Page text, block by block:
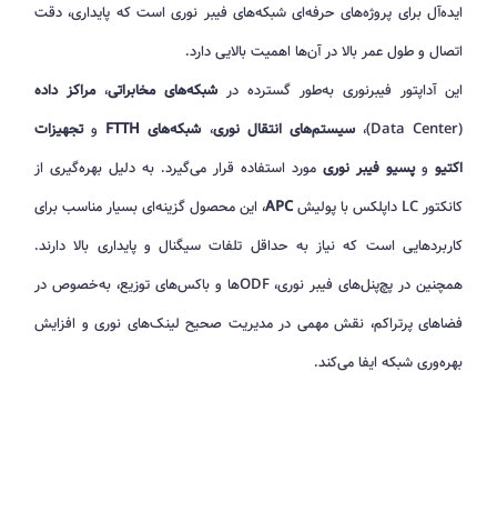
ایده‌آل برای پروژه‌های حرفه‌ای شبکه‌های فیبر نوری است که پایداری، دقت
اتصال و طول عمر بالا در آن‌ها اهمیت بالایی دارد.
این آداپتور فیبرنوری به‌طور گسترده در شبکه‌های مخابراتی،مراکز داده
(Data Center)،
سیستم‌های انتقال نوری، شبکه‌های FTTH وتجهیزات
اکتیو وپسیو فیبر نوری مورد استفاده قرار می‌گیرد. به دلیل بهره‌گیری از
کانکتور LC داپلکس با پولیش
APC، این محصول گزینه‌ای بسیار مناسب برای
کاربردهایی است که نیاز به حداقل تلفات سیگنال و پایداری بالا دارند.
همچنین در پچ‌پنل‌های فیبر نوری، ODFها و باکس‌های توزیع، به‌خصوص در
فضاهای پرتراکم، نقش مهمی در مدیریت صحیح لینک‌های نوری و افزایش
بهره‌وری شبکه ایفا می‌کند.